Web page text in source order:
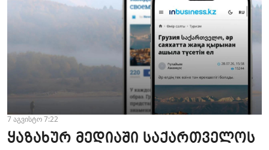
7 აგვისტო 7:22
ყაზახურ მედიაში საქართველოს